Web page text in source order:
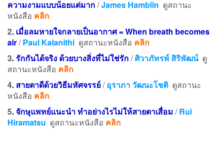
ความงามแบบน้อยแต่มาก/James Hamblin ดูสถานะ
หนังสือ คลิก
2. เมื่อลมหายใจกลายเป็นอากาศ = When breath becomes
air/Paul Kalanithi ดูสถานะหนังสือ คลิก
3.รักกันได้จริง ด้วยบางสิ่งที่ไม่ใช่รัก/ศิวาภัทรพ์ สิริพัฒน์ดู
สถานะหนังสือ คลิก
4. สายตาดีด้วยวิธีมหัศจรรย์/อุราภา วัฒนะโชติ ดูสถานะ
หนังสือ คลิก
5.จักษุแพทย์แนะนำ ทำอย่างไรไม่ให้สายตาเสื่อม /Rui
Hiramatsu ดูสถานะหนังสือ คลิก